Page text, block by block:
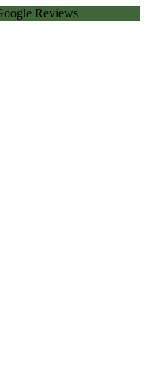
Reviews